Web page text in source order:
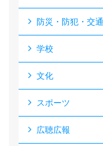
防災・防犯・交通
学校
文化
スポーツ
広聴広報